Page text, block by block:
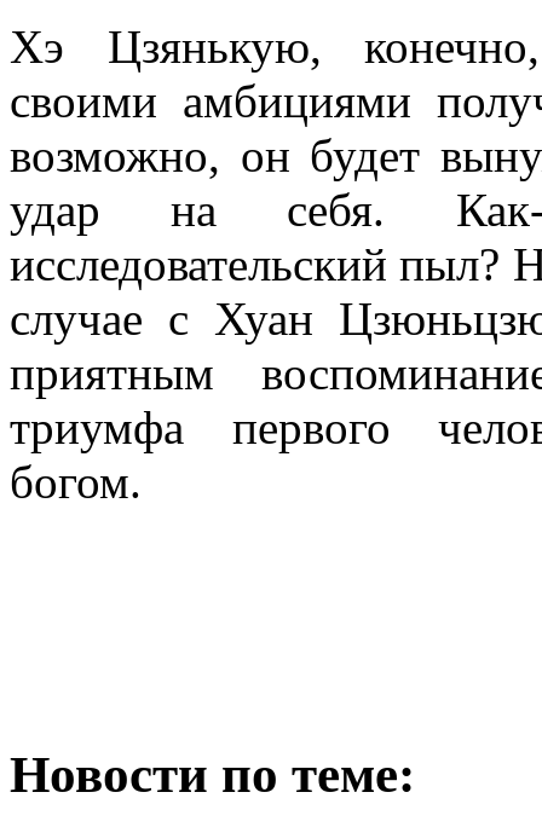
Хэ Цзянькую,
своими амбициями
возможно, он будет
удар на себя.
исследовательский пыл?
случае с Хуан
приятным
триумфа первого
богом.
Новости по теме: